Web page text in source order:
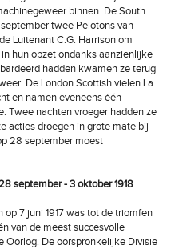
binnen. De South
twee Pelotons van
Luitenant C.G. Harrison om
hun opzet ondanks aanzienlijke
hadden kwamen ze terug
De London Scottish vielen La
en namen eveneens één
Twee nachten vroeger hadden ze
acties droegen in grote mate bij
28 september moest
september - 3 oktober 1918
7 juni 1917 was tot de triomfen
van de meest succesvolle
Oorlog. De oorspronkelijke Divisie